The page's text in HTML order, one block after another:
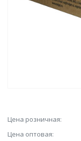
Цена розничная:
Цена оптовая: